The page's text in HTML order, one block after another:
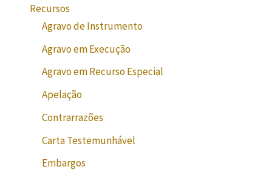
Recursos
Agravo de Instrumento
Agravo em Execução
Agravo em Recurso Especial
Apelação
Contrarrazões
Carta Testemunhável
Embargos